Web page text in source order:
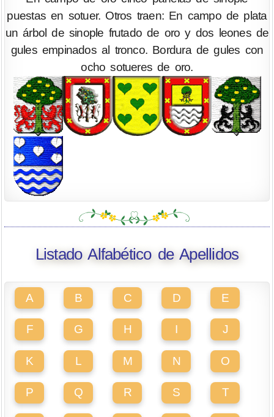
puestas en sotuer. Otros traen: En campo de plata
un árbol de sinople frutado de oro y dos leones de
gules empinados al tronco. Bordura de gules con
ocho sotueres de oro.
Listado Alfabético de Apellidos
A B C D E
F G H I J
K L M N O
P Q R S T